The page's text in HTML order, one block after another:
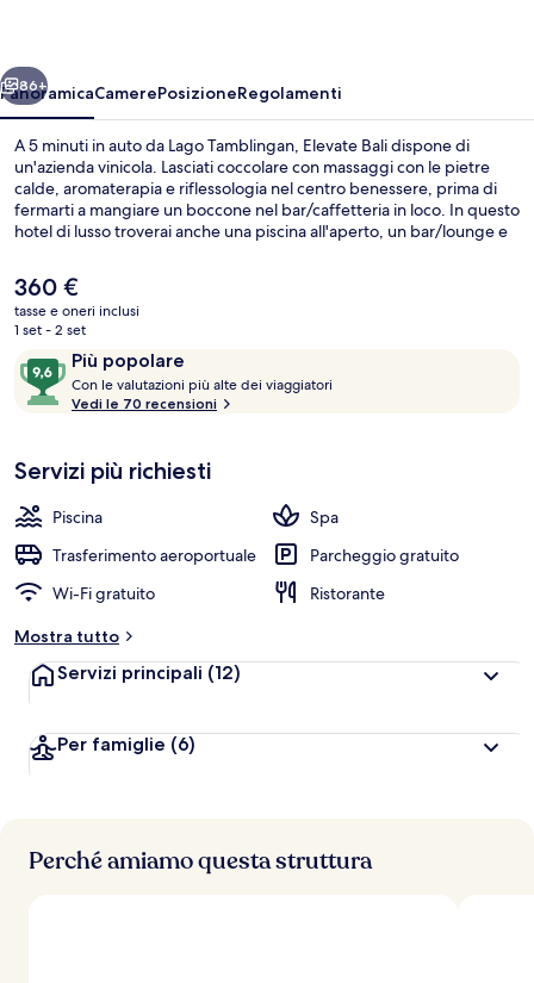
Avanti
86+
PanoramicaCamerePosizioneRegolamenti
A 5 minuti in auto da Lago Tamblingan, Elevate Bali dispone di
un'azienda vinicola. Lasciati coccolare con massaggi con le pietre
calde, aromaterapia e riflessologia nel centro benessere, prima di
fermarti a mangiare un boccone nel bar/caffetteria in loco. In questo
hotel di lusso troverai anche una piscina all'aperto, un bar/lounge e
Il
prezzo
attuale
360 €
360 €
tasse e oneri inclusi
1 set - 2 set
RecensioniPiù popolare
9,6
su
10,
popolare
Con le valutazioni più alte dei viaggiatori
a
u
z
a
Vedi le 70 recensioni
Servizi più richiesti
Piscina
Spa
Trasferimento aeroportuale
Parcheggio gratuito
Wi-Fi gratuito
Ristorante
Mostra tutto
Servizi principali (12)
Per famiglie (6)
Perché amiamo questa struttura